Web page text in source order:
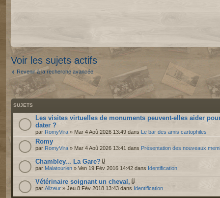
Voir les sujets actifs
Revenir à la recherche avancée
SUJETS
Les visites virtuelles de monuments peuvent-elles aider
dater ?
par RomyVira » Mar 4 Aoû 2026 13:49 dans Le bar des amis cartophiles
Romy
par RomyVira » Mar 4 Aoû 2026 13:41 dans Présentation des nouveaux
Chambley... La Gare?
par Malatourien » Ven 19 Fév 2016 14:42 dans Identification
Vétérinaire soignant un cheval,
par Alizeur » Jeu 8 Fév 2018 13:43 dans Identification